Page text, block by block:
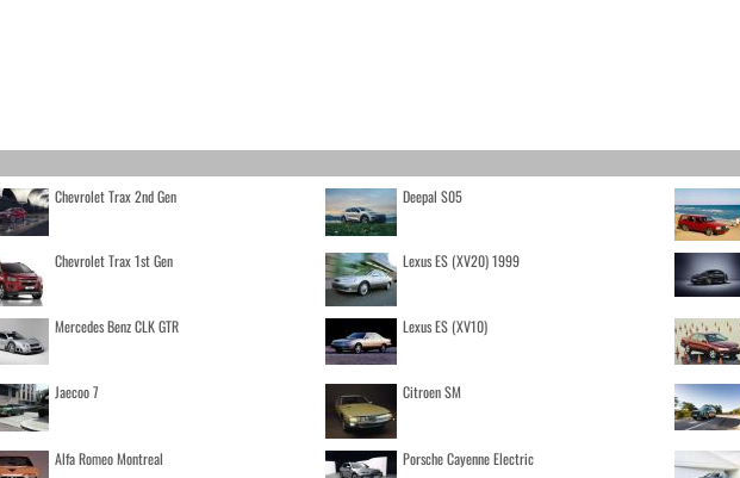
Chevrolet Trax 2nd Gen Deepal S05
Chevrolet Trax 1st Gen Lexus ES (XV20) 1999
Mercedes Benz CLK GTR Lexus ES (XV10)
Jaecoo 7 Citroen SM
Alfa Romeo Montreal Porsche Cayenne Electric